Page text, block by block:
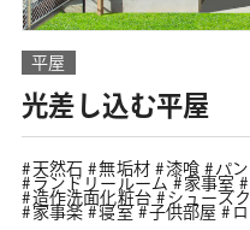
平屋
光差し込む平屋
天然石 無垢材 漆喰 パ
ランドリールーム
家事室
造作洗面化粧台
シューズ
家事楽
寝室 子供部屋